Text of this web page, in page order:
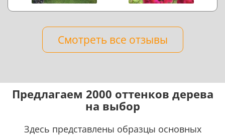
Смотреть все отзывы
Предлагаем 2000 оттенков дерева
на выбор
Здесь представлены образцы основных